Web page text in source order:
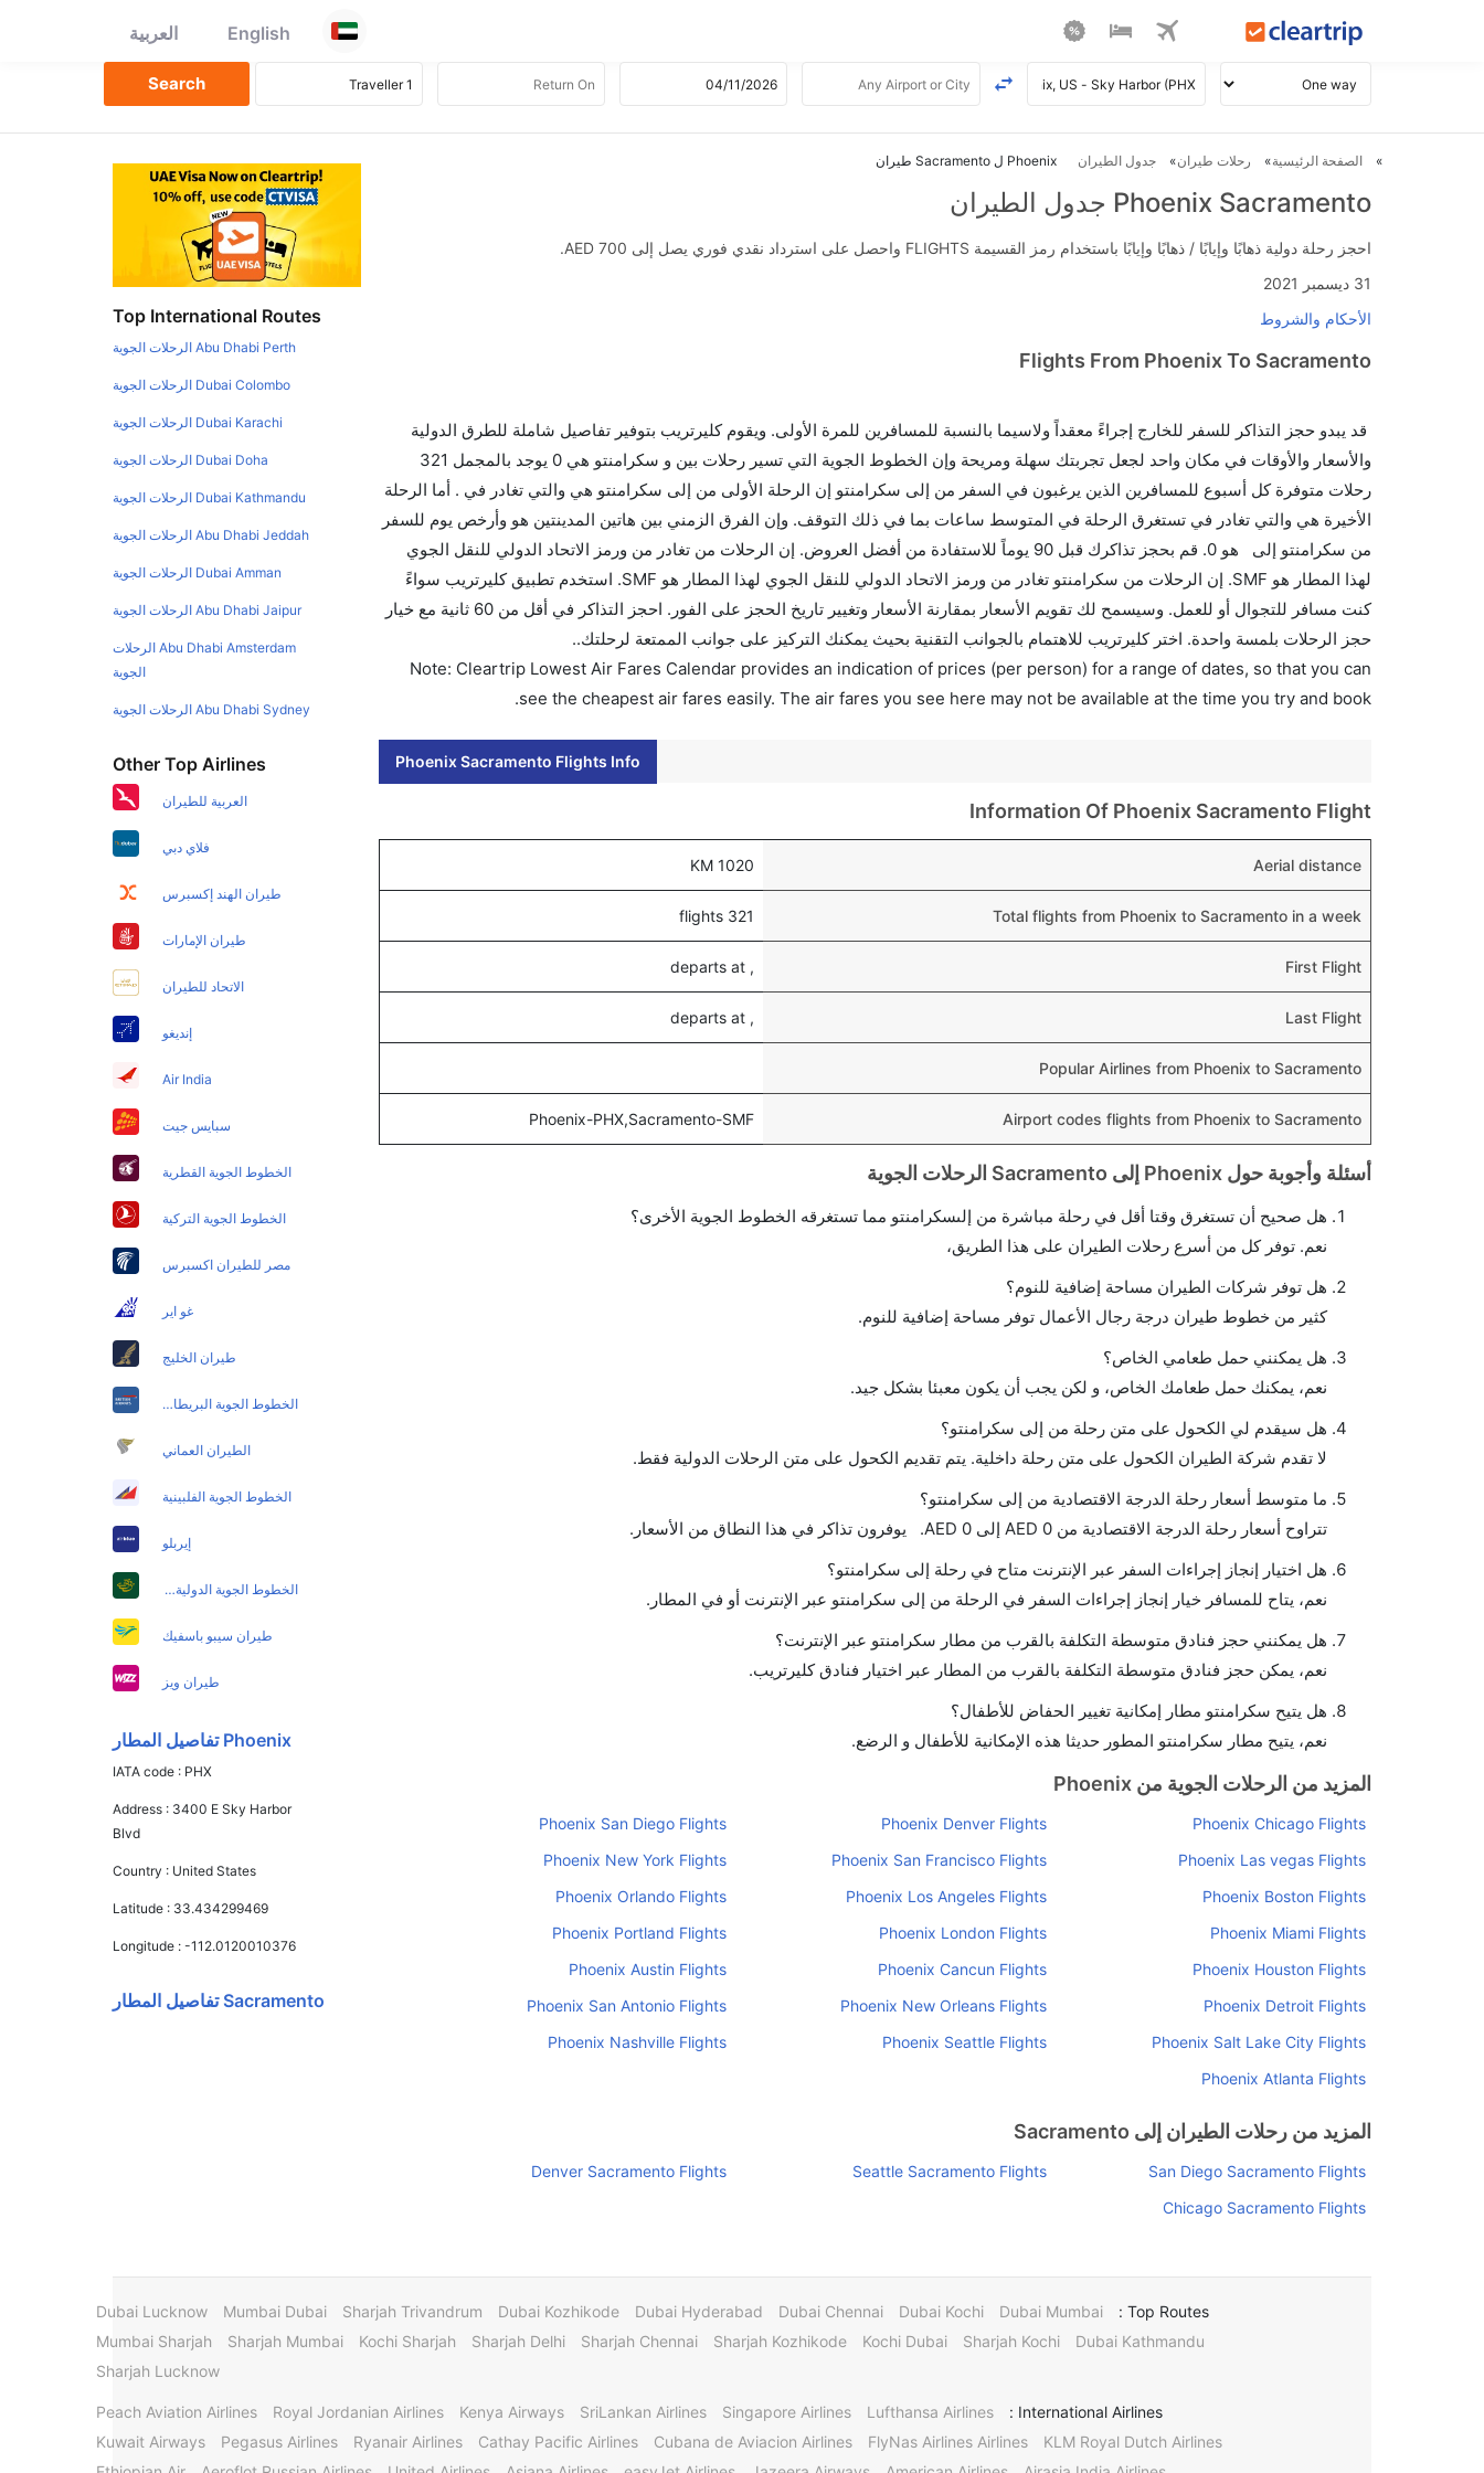
English العربية
الصفحة الرئيسية رحلات طيران جدول الطيران Phoenix ل Sacramento طيران
Phoenix Sacramento جدول الطيران
احجز رحلة دولية ذهابًا وإيابًا / ذهابًا وإيابًا باستخدام رمز القسيمة FLIGHTS واحصل على استرداد نقدي فوري يصل إلى AED 700.
31 ديسمبر 2021
الأحكام والشروط
Flights From Phoenix To Sacramento
قد يبدو حجز التذاكر للسفر للخارج إجراءً معقداً ولاسيما بالنسبة للمسافرين للمرة الأولى. ويقوم كليرتريب بتوفير تفاصيل شاملة للطرق الدولية
والأسعار والأوقات في مكان واحد لجعل تجربتك سهلة ومريحة وإن الخطوط الجوية التي تسير رحلات بين و سكرامنتو هي 0 يوجد بالمجمل 321
رحلات متوفرة كل أسبوع للمسافرين الذين يرغبون في السفر من إلى سكرامنتو إن الرحلة الأولى من إلى سكرامنتو هي والتي تغادر في . أما الرحلة
الأخيرة هي والتي تغادر في تستغرق الرحلة في المتوسط ساعات بما في ذلك التوقف. وإن الفرق الزمني بين هاتين المدينتين هو وأرخص يوم للسفر
من سكرامنتو إلى هو 0. قم بحجز تذاكرك قبل 90 يوماً للاستفادة من أفضل العروض. إن الرحلات من تغادر من ورمز الاتحاد الدولي للنقل الجوي
لهذا المطار هو SMF. إن الرحلات من سكرامنتو تغادر من ورمز الاتحاد الدولي للنقل الجوي لهذا المطار هو SMF. استخدم تطبيق كليرتريب سواءً
كنت مسافر للتجوال أو للعمل. وسيسمح لك تقويم الأسعار بمقارنة الأسعار وتغيير تاريخ الحجز على الفور. احجز التذاكر في أقل من 60 ثانية مع خيار
حجز الرحلات بلمسة واحدة. اختر كليرتريب للاهتمام بالجوانب التقنية بحيث يمكنك التركيز على جوانب الممتعة لرحلتك..
Note: Cleartrip Lowest Air Fares Calendar provides an indication of prices (per person) for a range of dates, so that you can
see the cheapest air fares easily. The air fares you see here may not be available at the time you try and book.
Phoenix Sacramento Flights Info
Information Of Phoenix Sacramento Flight
Aerial distance
1020 KM
Total flights from Phoenix to Sacramento in a week
321 flights
First Flight
, departs at
Last Flight
, departs at
Popular Airlines from Phoenix to Sacramento
Airport codes flights from Phoenix to Sacramento
Phoenix-PHX,Sacramento-SMF
أسئلة وأجوبة حول Phoenix إلى Sacramento الرحلات الجوية
هل صحيح أن تستغرق وقتا أقل في رحلة مباشرة من إلىسكرامنتو مما تستغرقه الخطوط الجوية الأخرى؟
نعم. توفر كل من أسرع رحلات الطيران على هذا الطريق،
هل توفر شركات الطيران مساحة إضافية للنوم؟
كثير من خطوط طيران درجة رجال الأعمال توفر مساحة إضافية للنوم.
هل يمكنني حمل طعامي الخاص؟
نعم، يمكنك حمل طعامك الخاص، و لكن يجب أن يكون معبئا بشكل جيد.
هل سيقدم لي الكحول على متن رحلة من إلى سكرامنتو؟
لا تقدم شركة الطيران الكحول على متن رحلة داخلية. يتم تقديم الكحول على متن الرحلات الدولية فقط.
ما متوسط أسعار رحلة الدرجة الاقتصادية من إلى سكرامنتو؟
تتراوح أسعار رحلة الدرجة الاقتصادية من AED 0 إلى AED 0. يوفرون تذاكر في هذا النطاق من الأسعار.
هل اختيار إنجاز إجراءات السفر عبر الإنترنت متاح في رحلة إلى سكرامنتو؟
نعم، يتاح للمسافر خيار إنجاز إجراءات السفر في الرحلة من إلى سكرامنتو عبر الإنترنت أو في المطار.
هل يمكنني حجز فنادق متوسطة التكلفة بالقرب من مطار سكرامنتو عبر الإنترنت؟
نعم، يمكن حجز فنادق متوسطة التكلفة بالقرب من المطار عبر اختيار فنادق كليرتريب.
هل يتيح سكرامنتو مطار إمكانية تغيير الحفاض للأطفال؟
نعم، يتيح مطار سكرامنتو المطور حديثا هذه الإمكانية للأطفال و الرضع.
المزيد من الرحلات الجوية من Phoenix
Phoenix Chicago Flights
Phoenix Denver Flights
Phoenix San Diego Flights
Phoenix Las vegas Flights
Phoenix San Francisco Flights
Phoenix New York Flights
Phoenix Boston Flights
Phoenix Los Angeles Flights
Phoenix Orlando Flights
Phoenix Miami Flights
Phoenix London Flights
Phoenix Portland Flights
Phoenix Houston Flights
Phoenix Cancun Flights
Phoenix Austin Flights
Phoenix Detroit Flights
Phoenix New Orleans Flights
Phoenix San Antonio Flights
Phoenix Salt Lake City Flights
Phoenix Seattle Flights
Phoenix Nashville Flights
Phoenix Atlanta Flights
المزيد من رحلات الطيران إلى Sacramento
San Diego Sacramento Flights
Seattle Sacramento Flights
Denver Sacramento Flights
Chicago Sacramento Flights
Top International Routes
Abu Dhabi Perth الرحلات الجوية
Dubai Colombo الرحلات الجوية
Dubai Karachi الرحلات الجوية
Dubai Doha الرحلات الجوية
Dubai Kathmandu الرحلات الجوية
Abu Dhabi Jeddah الرحلات الجوية
Dubai Amman الرحلات الجوية
Abu Dhabi Jaipur الرحلات الجوية
Abu Dhabi Amsterdam الرحلات
الجوية
Abu Dhabi Sydney الرحلات الجوية
Other Top Airlines
العربية للطيران
فلاي دبي
طيران الهند إكسبرس
طيران الإمارات
الاتحاد للطيران
إنديغو
Air India
سبايس جيت
الخطوط الجوية القطرية
الخطوط الجوية التركية
مصر للطيران اكسبرس
غو اير
طيران الخليج
الخطوط الجوية البريطانية
الطيران العماني
الخطوط الجوية الفلبينية
إيربلو
الخطوط الجوية الدولية الباكستانية
طيران سيبو باسفيك
طيران ويز
Phoenix تفاصيل المطار
IATA code : PHX
Address : 3400 E Sky Harbor
Blvd
Country : United States
Latitude : 33.434299469
Longitude :-112.0120010376
Sacramento تفاصيل المطار
Top Routes :
Dubai Mumbai
Dubai Kochi
Dubai Chennai
Dubai Hyderabad
Dubai Kozhikode
Sharjah Trivandrum
Mumbai Dubai
Dubai Lucknow
Dubai Kathmandu
Sharjah Kochi
Kochi Dubai
Sharjah Kozhikode
Sharjah Chennai
Sharjah Delhi
Kochi Sharjah
Sharjah Mumbai
Mumbai Sharjah
Sharjah Lucknow
International Airlines :
Lufthansa Airlines
Singapore Airlines
SriLankan Airlines
Kenya Airways
Royal Jordanian Airlines
Peach Aviation Airlines
KLM Royal Dutch Airlines
FlyNas Airlines Airlines
Cubana de Aviacion Airlines
Cathay Pacific Airlines
Ryanair Airlines
Pegasus Airlines
Kuwait Airways